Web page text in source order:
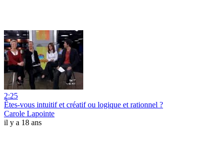
2:25
Êtes-vous intuitif et créatif ou logique et rationnel ?
Carole Lapointe
il y a 18 ans